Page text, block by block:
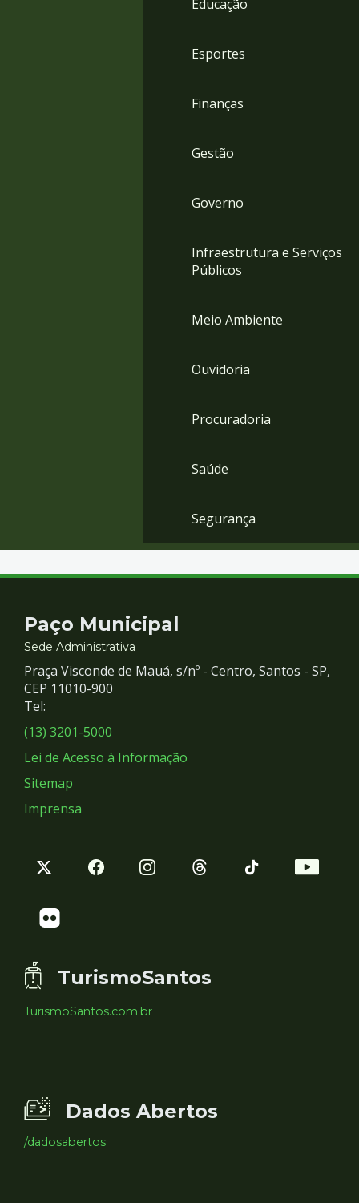
Educação
Esportes
Finanças
Gestão
Governo
Infraestrutura e Serviços
Públicos
Meio Ambiente
Ouvidoria
Procuradoria
Saúde
Segurança
Contato
e
Redes
Sociais
Paço Municipal
Sede Administrativa
Praça Visconde de Mauá, s/nº - Centro, Santos - SP,
CEP 11010-900
Tel:
(13) 3201-5000
Lei de Acesso à Informação
Sitemap
Imprensa
TurismoSantos
TurismoSantos.com.br
Dados Abertos
/dadosabertos